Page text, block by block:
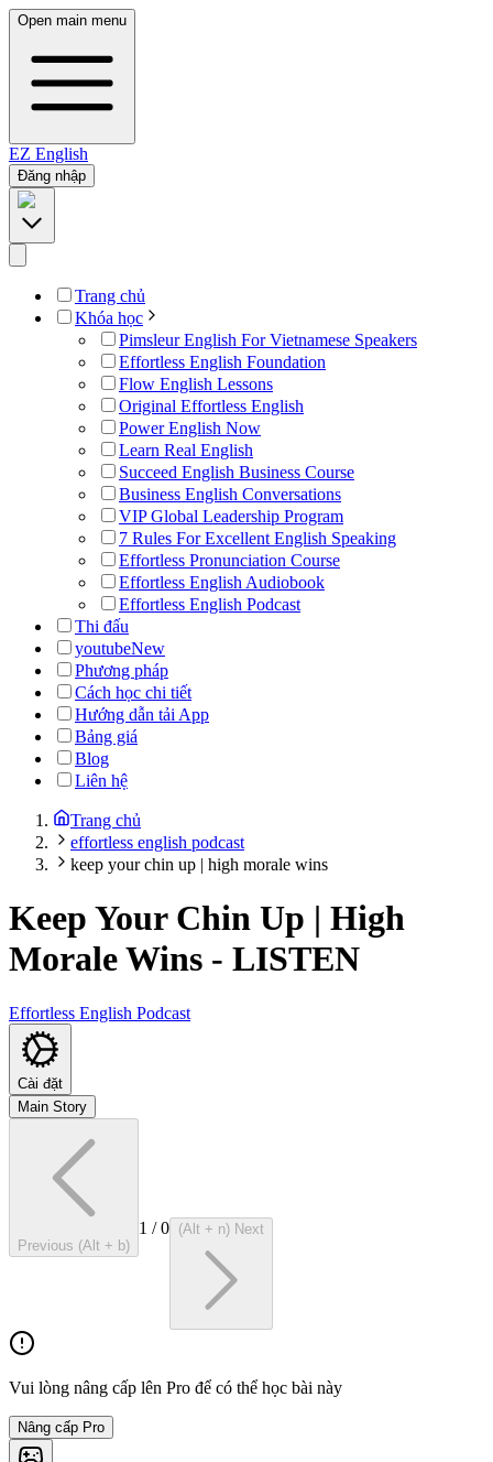
Open main menu
EZ English
Đăng nhập
Trang chủ
Khóa học
Pimsleur English For Vietnamese Speakers
Effortless English Foundation
Flow English Lessons
Original Effortless English
Power English Now
Learn Real English
Succeed English Business Course
Business English Conversations
VIP Global Leadership Program
7 Rules For Excellent English Speaking
Effortless Pronunciation Course
Effortless English Audiobook
Effortless English Podcast
Thi đấu
youtubeNew
Phương pháp
Cách học chi tiết
Hướng dẫn tải App
Bảng giá
Blog
Liên hệ
Trang chủ
effortless english podcast
keep your chin up | high morale wins
Keep Your Chin Up | High
Morale Wins - LISTEN
Effortless English Podcast
Cài đặt
Main Story
Previous (Alt + b)
1 /0 (Alt + n) Next
Vui lòng nâng cấp lên Pro để có thể học bài này
Nâng cấp Pro